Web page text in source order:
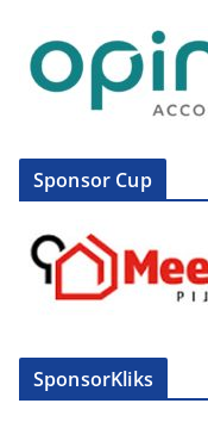
Sponsor Cup
SponsorKliks